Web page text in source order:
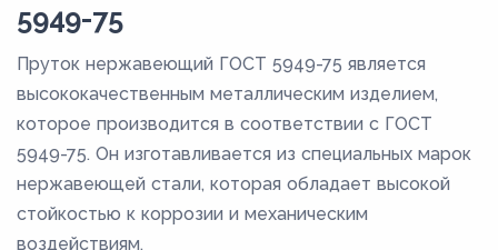
5949-75
Пруток нержавеющий ГОСТ 5949-75 является
высококачественным металлическим изделием,
которое производится в соответствии с ГОСТ
5949-75. Он изготавливается из специальных марок
нержавеющей стали, которая обладает высокой
стойкостью к коррозии и механическим
воздействиям.